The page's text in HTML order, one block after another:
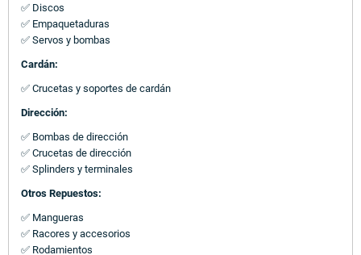
✅ Discos
✅ Empaquetaduras
✅ Servos y bombas
Cardán:
✅ Crucetas y soportes de cardán
Dirección:
✅ Bombas de dirección
✅ Crucetas de dirección
✅ Splinders y terminales
Otros Repuestos:
✅ Mangueras
✅ Racores y accesorios
✅ Rodamientos